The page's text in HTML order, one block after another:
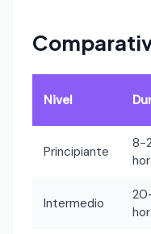
Nivel
Principiante
8-
Intermedio